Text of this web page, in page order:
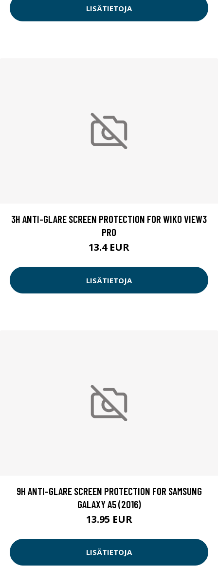
LISÄTIETOJA
3H ANTI-GLARE SCREEN PROTECTION FOR WIKO VIEW3
PRO
13.4 EUR
LISÄTIETOJA
9H ANTI-GLARE SCREEN PROTECTION FOR SAMSUNG
GALAXY A5 (2016)
13.95 EUR
LISÄTIETOJA